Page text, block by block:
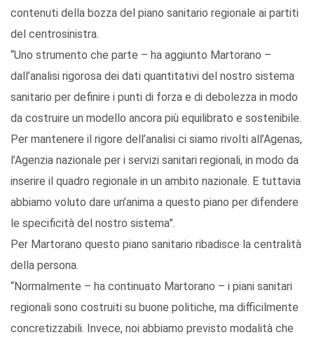
contenuti della bozza del piano sanitario regionale ai partiti
del centrosinistra.
“Uno strumento che parte – ha aggiunto Martorano –
dall’analisi rigorosa dei dati quantitativi del nostro sistema
sanitario per definire i punti di forza e di debolezza in modo
da costruire un modello ancora più equilibrato e sostenibile.
Per mantenere il rigore dell’analisi ci siamo rivolti all’Agenas,
l’Agenzia nazionale per i servizi sanitari regionali, in modo da
inserire il quadro regionale in un ambito nazionale. E tuttavia
abbiamo voluto dare un’anima a questo piano per difendere
le specificità del nostro sistema”.
Per Martorano questo piano sanitario ribadisce la centralità
della persona.
“Normalmente – ha continuato Martorano – i piani sanitari
regionali sono costruiti su buone politiche, ma difficilmente
concretizzabili. Invece, noi abbiamo previsto modalità che